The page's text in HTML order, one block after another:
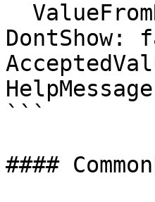
DontShow:
```
####